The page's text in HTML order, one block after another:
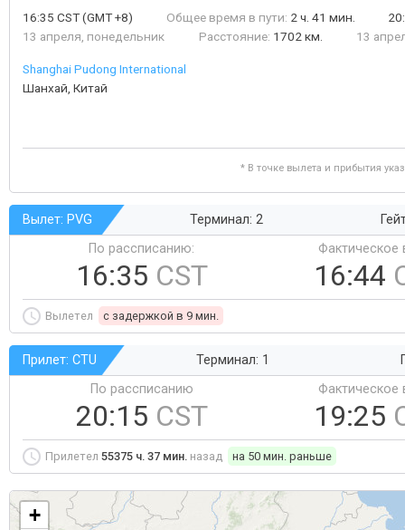
16:35 CST(GMT +8)
13 апреля, понедельник
Общее время в пути: 2 ч. 41 мин.
Расстояние: 1702 км.
13
Shanghai Pudong International
Шанхай, Китай
* В точке вылета и прибытия
Вылет: PVG Терминал: 2
По рассписанию:
16:35 CST
Фактическое
16:44
Вылетел c задержкой в 9 мин.
Прилет: CTU Терминал: 1
По рассписанию
20:15 CST
Фактическое
19:25
Прилетел 55375 ч. 37 мин. назад на 50 мин. раньше
+